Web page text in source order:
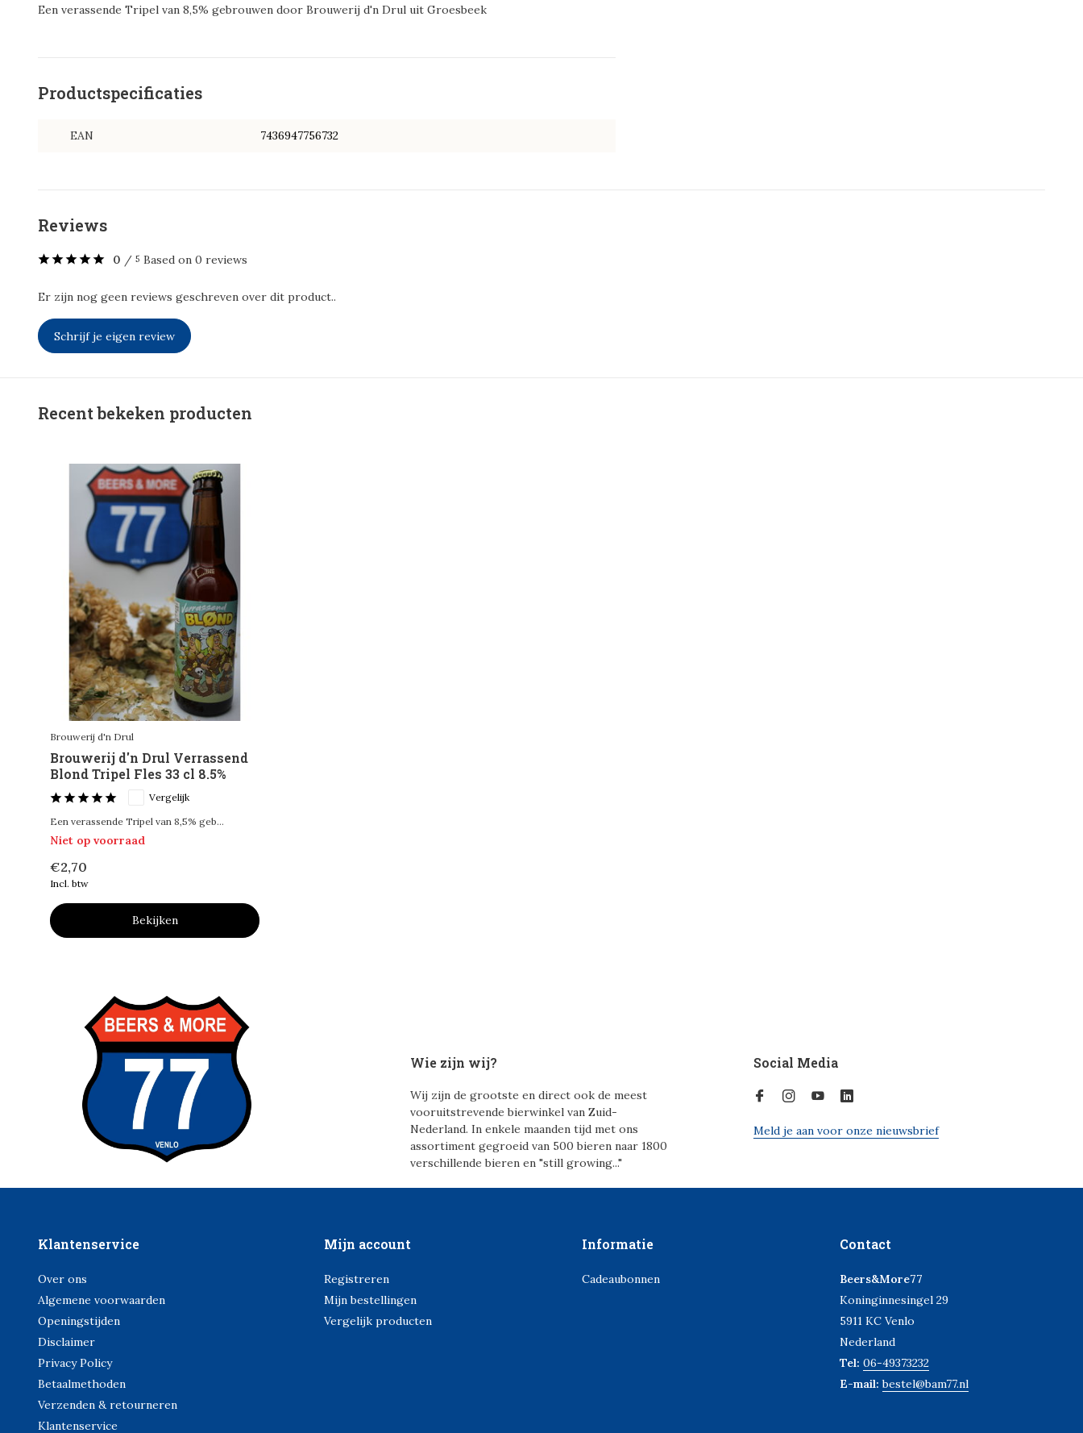
Een verassende Tripel van 8,5% gebrouwen door Brouwerij d'n Drul uit Groesbeek
Productspecificaties
EAN 7436947756732
Reviews
0 / 5 Based on 0 reviews
Er zijn nog geen reviews geschreven over dit product..
Schrijf je eigen review
Recent bekeken producten
Brouwerij d'n Drul
Brouwerij d'n Drul Verrassend
Blond Tripel Fles 33 cl 8.5%
Vergelijk
Een verassende Tripel van 8,5% geb...
Niet op voorraad
€2,70
Incl. btw
Bekijken
Wie zijn wij?
Wij zijn de grootste en direct ook de meest
vooruitstrevende bierwinkel van Zuid-
Nederland. In enkele maanden tijd met ons
assortiment gegroeid van 500 bieren naar 1800
verschillende bieren en "still growing..."
Social Media
Meld je aan voor onze nieuwsbrief
Klantenservice
Over ons
Algemene voorwaarden
Openingstijden
Disclaimer
Privacy Policy
Betaalmethoden
Verzenden & retourneren
Klantenservice
Mijn account
Registreren
Mijn bestellingen
Vergelijk producten
Informatie
Cadeaubonnen
Contact
Beers&More77
Koninginnesingel 29
5911 KC Venlo
Nederland
Tel: 06-49373232
E-mail:bestel@bam77.nl